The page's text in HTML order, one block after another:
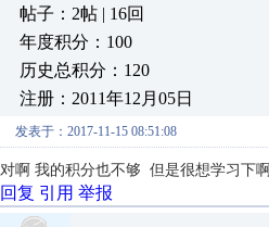
帖子：2帖 | 16回
年度积分：100
历史总积分：120
注册：2011年12月05日
发表于：2017-11-15 08:51:08
对啊 我的积分也不够 但是很想学习下啊
回复 引用 举报